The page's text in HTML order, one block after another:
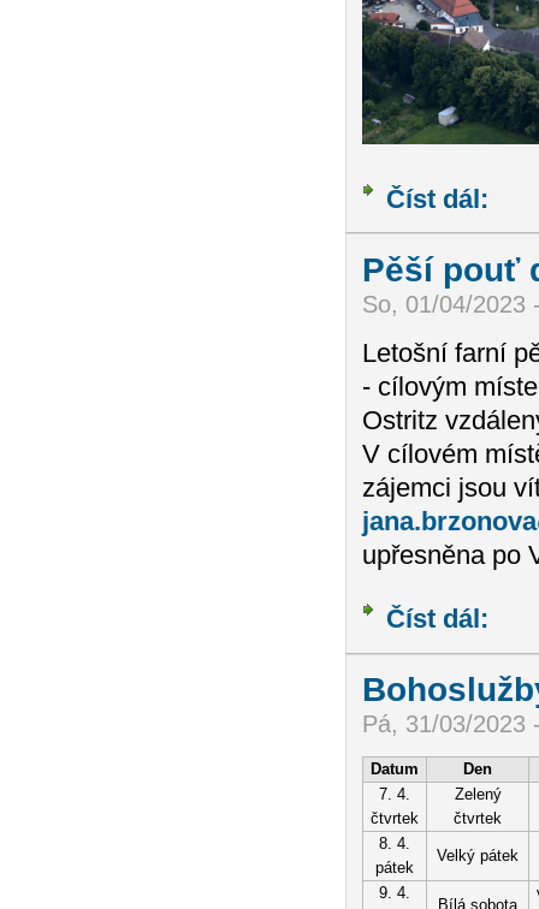
Číst dál:
Pěší pouť
So, 01/04/2023
Letošní farní
- cílovým
Ostritz
V cílovém
zájemci jsou
upřesněna po
Číst dál:
Pá, 31/03/2023
Datum
Den
7. 4.
čtvrtek
Zelený
čtvrtek
8. 4.
pátek
Velký pátek
9. 4.
Bílá sobota